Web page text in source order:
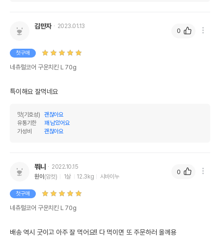
받았음을 확인할수 있는
경우 그에 대한 사항
제조국 또는 원산지
제조자,수입품의 경우
전화번호
김만자 2023.01.13
첫구매
네츄럴코어 구운치킨 L 70g
특이해요 잘먹네요
맛(기호성)
괜찮아요
유통기한
꽤 남았어요
가성비
괜찮아요
0
쭤니
2022.10.15
원이 (암컷) 1살 12.3kg 시바이누
첫구매
네츄럴코어 구운치킨 L 70g
배송 역시 굿이고 아주 잘 먹어요!! 다 먹이면 또 주문하러 올께용
0